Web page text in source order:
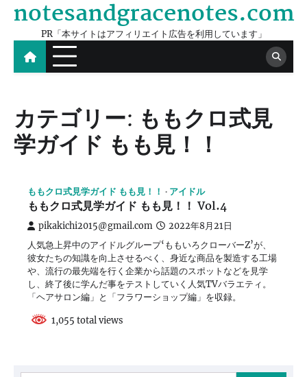
Skip
content
notesandgracenotes.com
PR「本サイトはアフィリエイト広告を利用しています」
カテゴリー: ももクロ式見
学ガイド もも見！！
ももクロ式見学ガイド もも見！！ アイドル
ももクロ式見学ガイド もも見！！ Vol.4
pikakichi2015@gmail.com 2022年8月21日
人気急上昇中のアイドルグループ‘ももいろクローバーZ’が、
彼女たちの知識を向上させるべく、身近な商品を製造する工場
や、流行の最先端を行く企業から話題のスポットなどを見学
し、終了後に学んだ事をテストしていく人気TVバラエティ。
「ヘアサロン編」と「フラワーショップ編」を収録。
1,055 total views